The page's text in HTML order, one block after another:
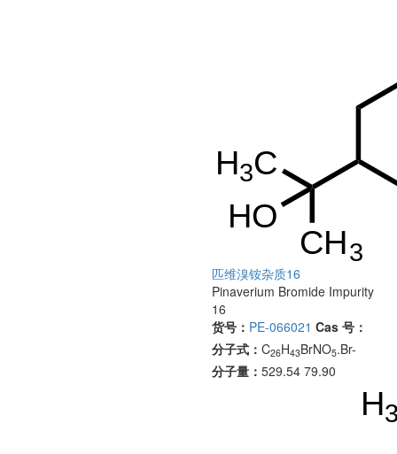
匹维溴铵杂质16
Pinaverium Bromide Impurity
16
货号： PE-066021 Cas 号：
分子式： C26H43BrNO5.Br-
分子量： 529.54 79.90